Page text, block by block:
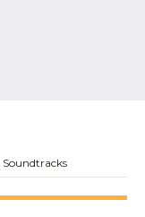
Soundtracks